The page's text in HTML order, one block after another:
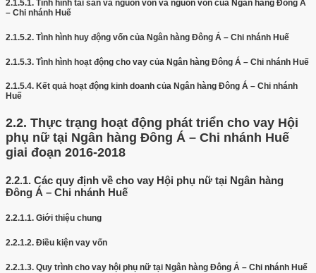
2.1.5.1. Tình hình tài sản và nguồn vốn và nguồn vốn của Ngân hàng Đông Á
– Chi nhánh Huế
2.1.5.2. Tình hình huy động vốn của Ngân hàng Đông Á – Chi nhánh Huế
2.1.5.3. Tình hình hoạt động cho vay của Ngân hàng Đông Á – Chi nhánh Huế
2.1.5.4. Kết quả hoạt động kinh doanh của Ngân hàng Đông Á – Chi nhánh
Huế
2.2. Thực trạng hoạt động phát triển cho vay Hội
phụ nữ tại Ngân hàng Đông Á – Chi nhánh Huế
giai đoạn 2016-2018
2.2.1. Các quy định về cho vay Hội phụ nữ tại Ngân hàng
Đông Á – Chi nhánh Huế
2.2.1.1. Giới thiệu chung
2.2.1.2. Điều kiện vay vốn
2.2.1.3. Quy trình cho vay hội phụ nữ tại Ngân hàng Đông Á – Chi nhánh Huế